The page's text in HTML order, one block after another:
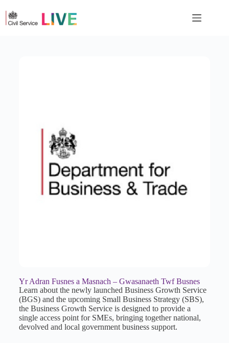
Yr Adran Fusnes a Masnach – Gwasanaeth Twf Busnes
Learn about the newly launched Business Growth Service
(BGS) and the upcoming Small Business Strategy (SBS),
the Business Growth Service is designed to provide a
single access point for SMEs, bringing together national,
devolved and local government business support.